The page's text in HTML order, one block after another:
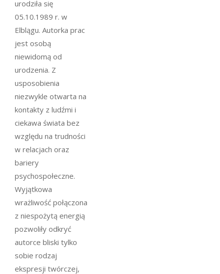
urodziła się
05.10.1989 r. w
Elblągu. Autorka prac
jest osobą
niewidomą od
urodzenia. Z
usposobienia
niezwykle otwarta na
kontakty z ludźmi i
ciekawa świata bez
względu na trudności
w relacjach oraz
bariery
psychospołeczne.
Wyjątkowa
wrażliwość połączona
z niespożytą energią
pozwoliły odkryć
autorce bliski tylko
sobie rodzaj
ekspresji twórczej,